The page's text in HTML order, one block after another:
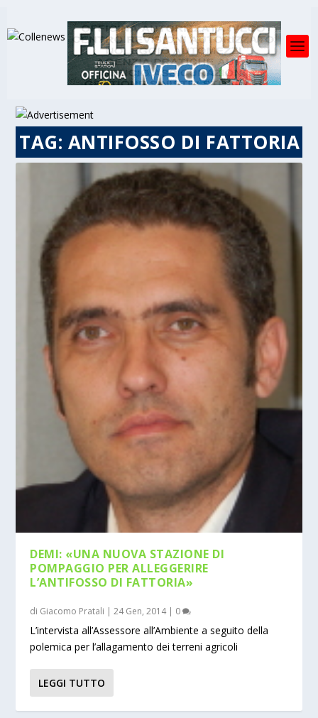
TAG: ANTIFOSSO DI FATTORIA
DEMI: «UNA NUOVA STAZIONE DI
POMPAGGIO PER ALLEGGERIRE
L’ANTIFOSSO DI FATTORIA»
di Giacomo Pratali |24 Gen, 2014| 0
L’intervista all’Assessore all’Ambiente a seguito della
polemica per l’allagamento dei terreni agricoli
LEGGI TUTTO